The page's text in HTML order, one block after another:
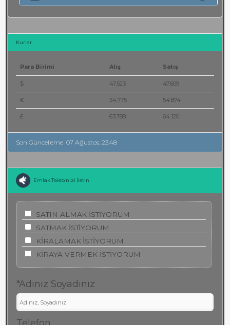
Kurlar
Para Birimi Alış Satış
$ 47.523 47.609
€ 54.775 54.874
£ 63.788 64.120
Son Güncelleme 07 Ağustos, 23:48
Emlak Talebinizi İletin
SATIN ALMAK İSTİYORUM
SATMAK İSTİYORUM
KİRALAMAK İSTİYORUM
KİRAYA VERMEK İSTİYORUM
*Adınız Soyadınız